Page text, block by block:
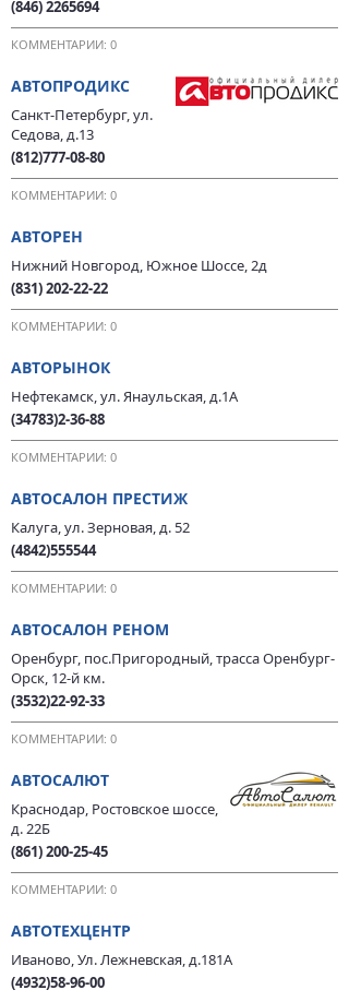
(846) 2265694
КОММЕНТАРИИ: 0
АВТОПРОДИКС
Санкт-Петербург, ул.
Седова, д.13
(812)777-08-80
КОММЕНТАРИИ: 0
АВТОРЕН
Нижний Новгород, Южное Шоссе, 2д
(831) 202-22-22
КОММЕНТАРИИ: 0
АВТОРЫНОК
Нефтекамск, ул. Янаульская, д.1А
(34783)2-36-88
КОММЕНТАРИИ: 0
АВТОСАЛОН ПРЕСТИЖ
Калуга, ул. Зерновая, д. 52
(4842)555544
КОММЕНТАРИИ: 0
АВТОСАЛОН РЕНОМ
Оренбург, пос.Пригородный, трасса Оренбург-
Орск, 12-й км.
(3532)22-92-33
КОММЕНТАРИИ: 0
АВТОСАЛЮТ
Краснодар, Ростовское шоссе,
д. 22Б
(861) 200-25-45
КОММЕНТАРИИ: 0
АВТОТЕХЦЕНТР
Иваново, Ул. Лежневская, д.181А
(4932)58-96-00